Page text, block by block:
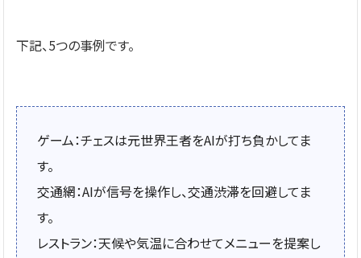
下記、5つの事例です。
ゲーム：チェスは元世界王者をAIが打ち負かしてま
す。
交通網：AIが信号を操作し、交通渋滞を回避してま
す。
レストラン：天候や気温に合わせてメニューを提案し